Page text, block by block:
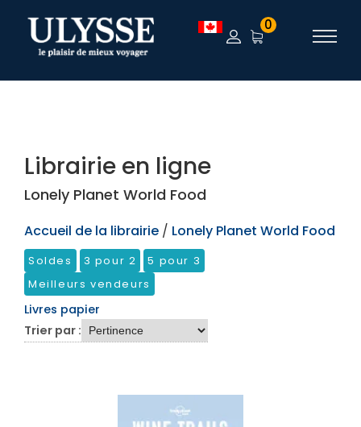
TEST 0
Librairie en ligne
Lonely Planet World Food
Accueil de la librairie / Lonely Planet World Food
Soldes 3 pour 2
5 pour 3
Meilleurs vendeurs
Livres papier
Trier par :